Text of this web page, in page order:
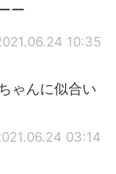
ー
10:35
ゃんに似合い
03:14